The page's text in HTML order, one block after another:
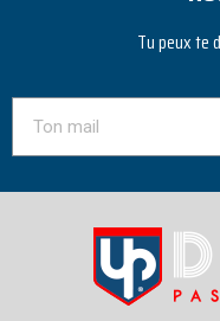
Tu peux te